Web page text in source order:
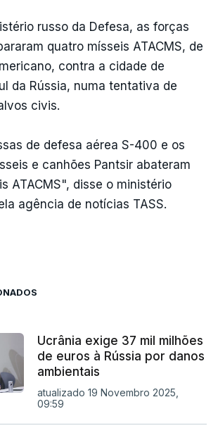
russo da Defesa, as forças
quatro mísseis ATACMS, de
contra a cidade de
da Rússia, numa tentativa de
civis.
de defesa aérea S-400 e os
e canhões Pantsir abateram
ATACMS", disse o ministério
agência de notícias TASS.
Ucrânia exige 37 mil milhões
de euros à Rússia por danos
ambientais
atualizado 19 Novembro 2025,
09:59